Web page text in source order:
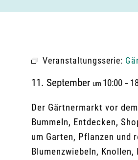
Veranstaltungsserie:
11. September um 10:00 –
Der Gärtnermarkt vor
Bummeln, Entdecken,
um Garten, Pflanzen und
Blumenzwiebeln,